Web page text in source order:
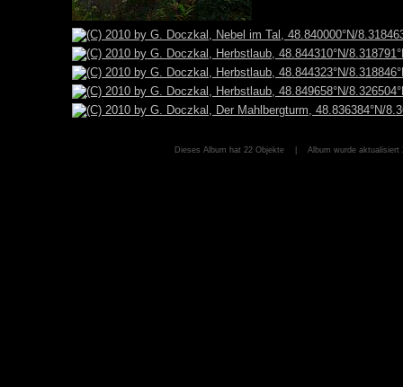
Dieses Album hat 22 Objekte | Album wurde